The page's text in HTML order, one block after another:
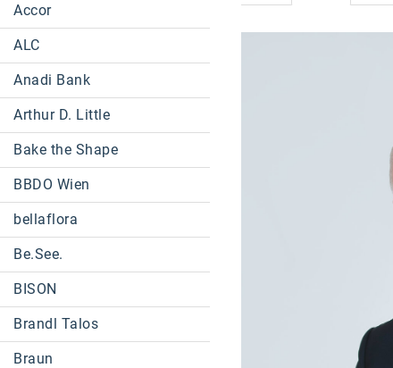
Accor
ALC
Anadi Bank
Arthur D. Little
Bake the Shape
BBDO Wien
bellaflora
Be.See.
BISON
Brandl Talos
Braun